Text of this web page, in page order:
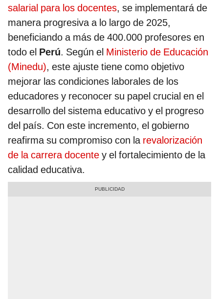
salarial para los docentes, se implementará de
manera progresiva a lo largo de 2025,
beneficiando a más de 400.000 profesores en
todo el Perú. Según el Ministerio de Educación
(Minedu), este ajuste tiene como objetivo
mejorar las condiciones laborales de los
educadores y reconocer su papel crucial en el
desarrollo del sistema educativo y el progreso
del país. Con este incremento, el gobierno
reafirma su compromiso con la revalorización
de la carrera docente y el fortalecimiento de la
calidad educativa.